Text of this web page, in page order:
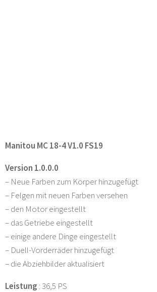
Manitou MC 18-4 V1.0 FS19
Version 1.0.0.0
– Neue Farben zum Körper hinzugefügt
– Felgen mit neuen Farben versehen
– den Motor eingestellt
– das Getriebe eingestellt
– einige andere Dinge eingestellt
– Duell-Vorderräder hinzugefügt
– die Abziehbilder aktualisiert
Leistung : 36,5 PS